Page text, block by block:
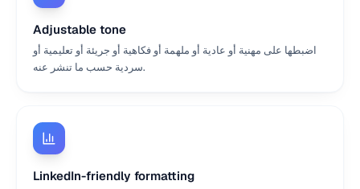
Adjustable tone
اضبطها على مهنية أو عادية أو ملهمة أو فكاهية أو جريئة أو تعليمية أو
سردية حسب ما تنشر عنه.
LinkedIn-friendly formatting